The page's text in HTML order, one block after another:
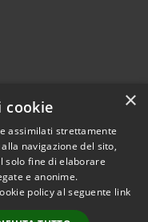
© 2026 • Comune di
×
cookie
assimilati strettamente
navigazione del sito,
solo fine di elaborare
e anonime.
policy al seguente link